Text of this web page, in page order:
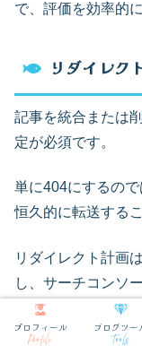
で、評価を効率的
リダイレク
記事を統合または
定が必須です。
単に404にするの
恒久的に転送する
リダイレクト計画
し、サーチコンソ
また、リダイレク
プロフィール
Profile
ブログツー
Tools